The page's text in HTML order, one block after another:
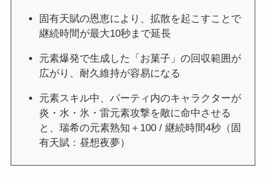
固有天賦の恩恵により、拡散を起こすことで
継続時間が最大10秒まで延長
元素爆発で生成した「お菓子」の回収範囲が
広がり、耐久維持が容易になる
元素スキル中、パーティ内のキャラクターが
炎・水・氷・雷元素攻撃を敵に命中させる
と、瑞希の元素熟知＋100 / 継続時間4秒（固
有天賦：昼想夜夢）